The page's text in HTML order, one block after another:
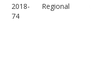
2018-
74
Regional